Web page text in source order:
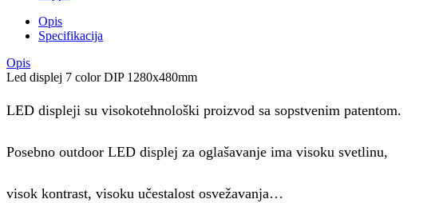
Opis
Specifikacija
Opis
Led displej 7 color DIP 1280x480mm
LED displeji su visokotehnološki proizvod sa sopstvenim patentom.
Posebno outdoor LED displej za oglašavanje ima visoku svetlinu,
visok kontrast, visoku učestalost osvežavanja…